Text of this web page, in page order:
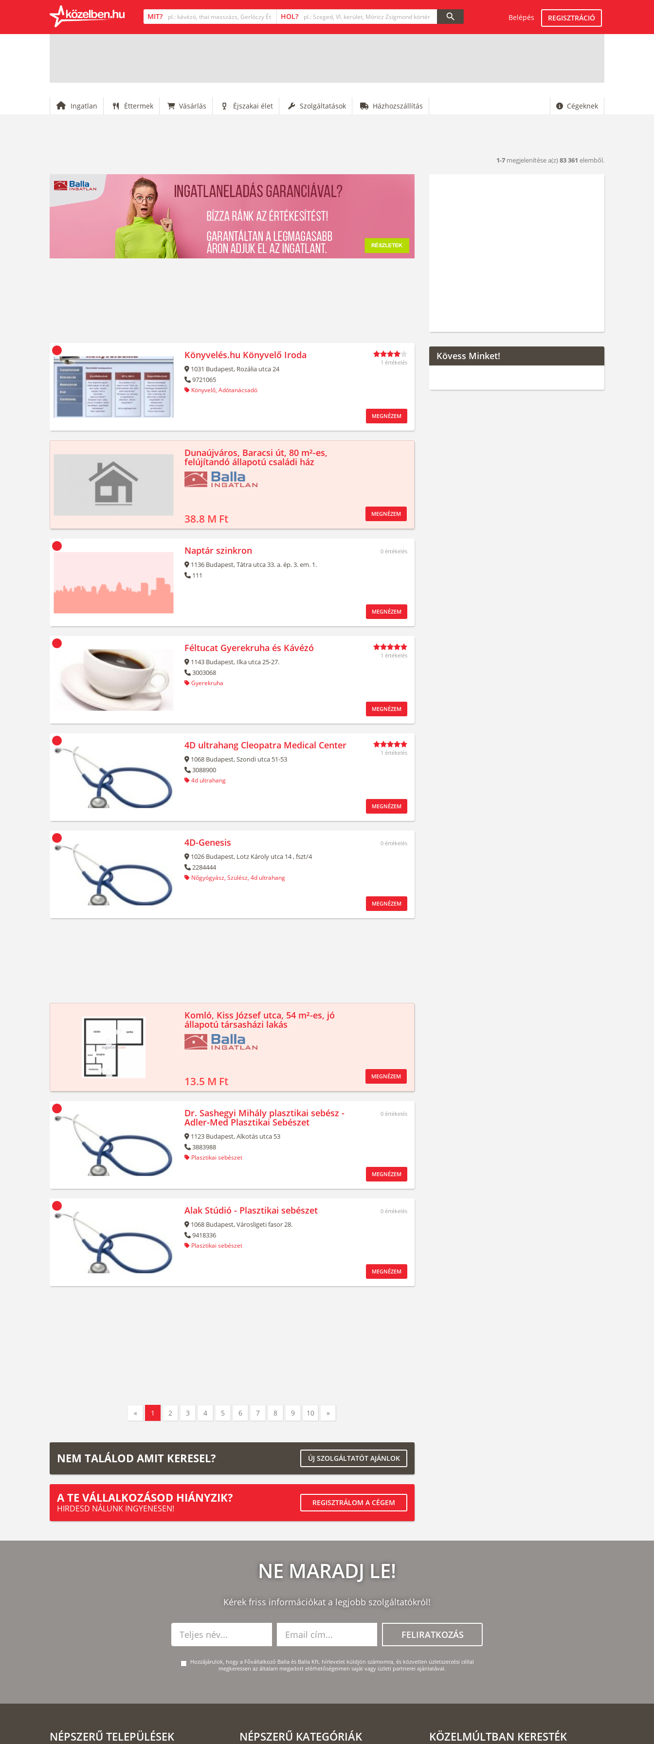
search Belépés REGISZTRÁCIÓ
Ingatlan Éttermek Vásárlás Éjszakai élet Szolgáltatások Házhozszállítás Cégeknek
1-7 megjelenítése a(z)83 361 elemből.
Könyvelés.hu Könyvelő Iroda
1031 Budapest, Rozália utca 24
9721065
Könyvelő, Adótanácsadó
1 értékelés
MEGNÉZEM
Dunaújváros, Baracsi út, 80 m²-es,
felújítandó állapotú családi ház
38.8 M Ft MEGNÉZEM
Naptár szinkron
1136 Budapest,Tátra utca 33. a. ép. 3. em. 1.
111
0 értékelés
MEGNÉZEM
Féltucat Gyerekruha és Kávézó
1143 Budapest, Ilka utca 25-27.
3003068
Gyerekruha
1 értékelés
MEGNÉZEM
4D ultrahang Cleopatra Medical Center
1068 Budapest,Szondi utca 51-53
3088900
4d ultrahang
1 értékelés
MEGNÉZEM
4D-Genesis
1026 Budapest, Lotz Károly utca 14, fszt/4
2284444
Nőgyógyász, Szülész, 4d ultrahang
0 értékelés
MEGNÉZEM
Komló, Kiss József utca, 54 m²-es, jó
állapotú társasházi lakás
13.5 M Ft MEGNÉZEM
Dr. Sashegyi Mihály plasztikai sebész -
Adler-Med Plasztikai Sebészet
1123 Budapest,Alkotás utca 53
3883988
Plasztikai sebészet
0 értékelés
MEGNÉZEM
Alak Stúdió - Plasztikai sebészet
1068 Budapest,Városligeti fasor 28.
9418336
Plasztikai sebészet
0 értékelés
MEGNÉZEM
« 1 2 3 4 5 6 7 8 9 10 »
NEM TALÁLOD AMIT KERESEL? ÚJ SZOLGÁLTATÓT AJÁNLOK
A TE VÁLLALKOZÁSOD HIÁNYZIK?
HIRDESD NÁLUNK INGYENESEN!
REGISZTRÁLOM A CÉGEM
Kövess Minket!
NE MARADJ LE!
Kérek friss információkat a legjobb szolgáltatókról!
FELIRATKOZÁS
Hozzájárulok, hogy a Fővállalkozó Balla és Balla Kft. hírlevelet küldjön számomra, és közvetlen üzletszerzési céllal
megkeressen az általam megadott elérhetőségeimen saját vagy üzleti partnerei ajánlatával.
NÉPSZERŰ TELEPÜLÉSEK NÉPSZERŰ KATEGÓRIÁK KÖZELMÚLTBAN KERESTÉK